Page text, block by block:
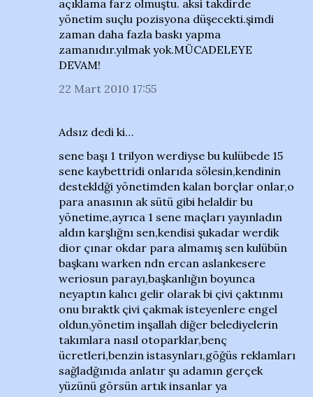
açıklama farz olmuştu. aksi takdirde
yönetim suçlu pozisyona düşecekti.şimdi
zaman daha fazla baskı yapma
zamanıdır.yılmak yok.MÜCADELEYE
DEVAM!
22 Mart 2010 17:55
Adsız dedi ki…
sene başı 1 trilyon werdiyse bu kulübede 15
sene kaybettridi onlarıda sölesin,kendinin
destekldği yönetimden kalan borçlar onlar,o
para anasının ak sütü gibi helaldir bu
yönetime,ayrıca 1 sene maçları yayınladın
aldın karşlığnı sen,kendisi şukadar werdik
dior çınar okdar para almamış sen kulübün
başkanı warken ndn ercan aslankesere
weriosun parayı,başkanlığın boyunca
neyaptın kalıcı gelir olarak bi çivi çaktınmı
onu bıraktk çivi çakmak isteyenlere engel
oldun,yönetim inşallah diğer belediyelerin
takımlara nasıl otoparklar,benç
ücretleri,benzin istasynları,göğüs reklamları
sağladğınıda anlatır şu adamın gerçek
yüzünü görsün artık insanlar ya